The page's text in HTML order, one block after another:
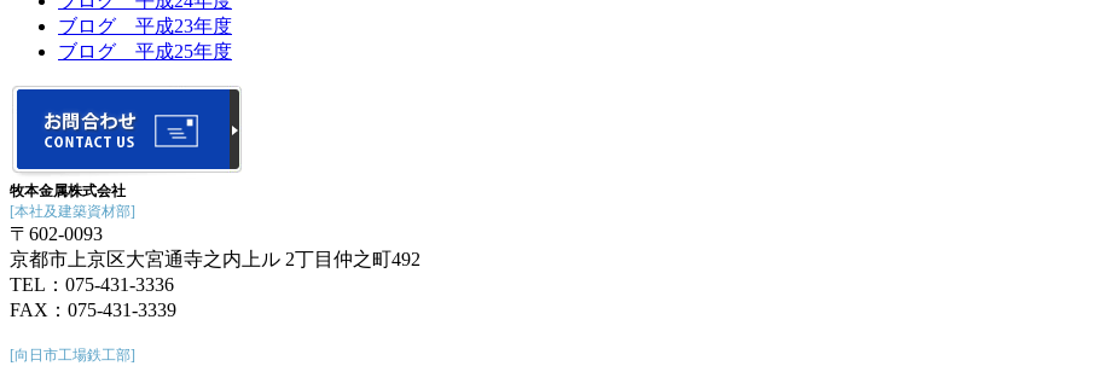
ブログ 平成23年度
ブログ 平成25年度
牧本金属株式会社
[本社及建築資材部]
〒602-0093
京都市上京区大宮通寺之内上ル 2丁目仲之町492
TEL：075-431-3336
FAX：075-431-3339
[向日市工場鉄工部]